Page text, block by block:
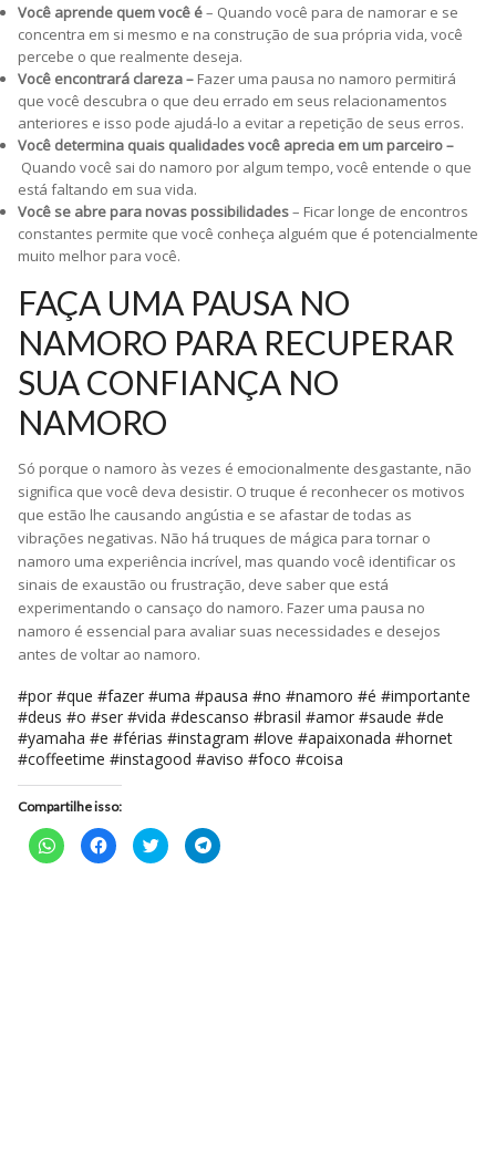
Você aprende quem você é– Quando você para de namorar e se
concentra em si mesmo e na construção de sua própria vida, você
percebe o que realmente deseja.
Você encontrará clareza – Fazer uma pausa no namoro permitirá
que você descubra o que deu errado em seus relacionamentos
anteriores e isso pode ajudá-lo a evitar a repetição de seus erros.
Você determina quais qualidades você aprecia em um parceiro –
Quando você sai do namoro por algum tempo, você entende o que
está faltando em sua vida.
Você se abre para novas possibilidades– Ficar longe de encontros
constantes permite que você conheça alguém que é potencialmente
muito melhor para você.
FAÇA UMA PAUSA NO
NAMORO PARA RECUPERAR
SUA CONFIANÇA NO
NAMORO
Só porque o namoro às vezes é emocionalmente desgastante, não
significa que você deva desistir. O truque é reconhecer os motivos
que estão lhe causando angústia e se afastar de todas as
vibrações negativas. Não há truques de mágica para tornar o
namoro uma experiência incrível, mas quando você identificar os
sinais de exaustão ou frustração, deve saber que está
experimentando o cansaço do namoro. Fazer uma pausa no
namoro é essencial para avaliar suas necessidades e desejos
antes de voltar ao namoro.
#por #que #fazer #uma #pausa #no #namoro #é #importante
#deus #o #ser #vida #descanso #brasil #amor #saude #de
#yamaha #e #férias #instagram #love #apaixonada #hornet
#coffeetime #instagood #aviso #foco #coisa
Compartilhe isso:
Clique
para
compartilhar
Clique
para
compartilhar
Clique
para
compartilhar
Clique
para